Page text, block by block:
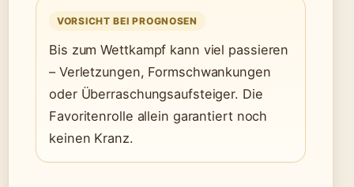
VORSICHT BEI PROGNOSEN
Bis zum Wettkampf kann viel passieren
– Verletzungen, Formschwankungen
oder Überraschungsaufsteiger. Die
Favoritenrolle allein garantiert noch
keinen Kranz.